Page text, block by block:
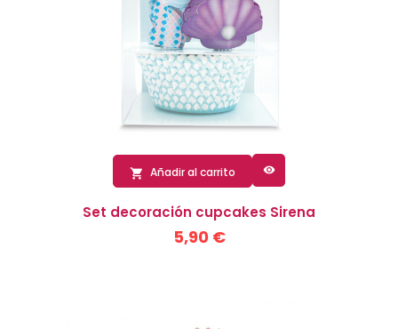
 Añadir al carrito 
Set decoración cupcakes Sirena
5,90 €